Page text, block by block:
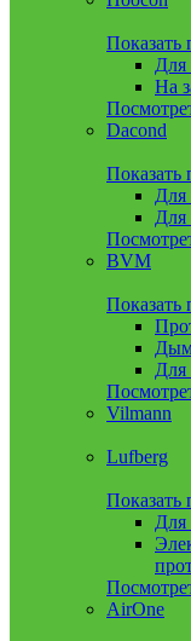
Показать
Для
На
Dacond
Показать
Для
Для
BVM
Показать
Для
Vilmann
Lufberg
Показать
Для
AirOne